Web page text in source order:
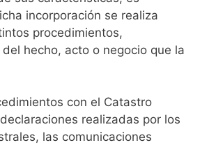
incorporación se realiza
procedimientos,
hecho, acto o negocio que la
con el Catastro
realizadas por los
las comunicaciones